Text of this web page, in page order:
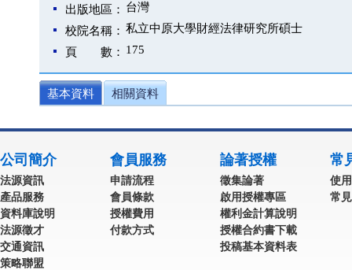
出版地區： 台灣
校院名稱： 私立中原大學財經法律研究所碩士
頁 數： 175
基本資料 相關資料
公司簡介
法源資訊
產品服務
資料庫說明
法源徵才
交通資訊
策略聯盟
會員服務
申請流程
會員條款
授權費用
付款方式
論著授權
徵集論著
啟用授權專區
權利金計算說明
授權合約書下載
投稿基本資料表
常
使
常